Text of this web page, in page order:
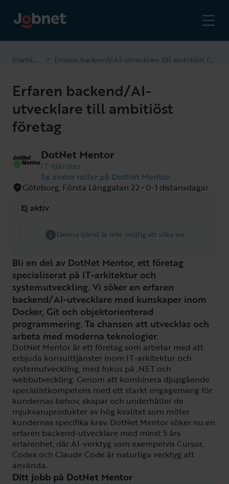
Startsidan > Erfaren backend/AI-utvecklare till ambitiöst företag
Erfaren backend/AI-
utvecklare till ambitiöst
företag
DotNet Mentor
IT-tjänster
Se andra roller på DotNet Mentor
Göteborg, Första Långgatan 22 • 0-1 distansdagar
Ej aktiv
Denna tjänst är inte möjlig att söka nu
Bli en del av DotNet Mentor, ett företag
specialiserat på IT-arkitektur och
systemutveckling. Vi söker en erfaren
backend/AI-utvecklare med kunskaper inom
Docker, Git och objektorienterad
programmering. Ta chansen att utvecklas och
arbeta med moderna teknologier.
DotNet Mentor är ett företag som arbetar med att
erbjuda konsulttjänster inom IT-arkitektur och
systemutveckling, med fokus på .NET och
webbutveckling. Genom att kombinera djupgående
specialistkompetens med ett starkt engagemang för
kundernas behov, skapar och underhåller de
mjukvaruprodukter av hög kvalitet som möter
kundernas specifika krav. DotNet Mentor söker nu en
erfaren backend-utvecklare med minst 5 års
erfarenhet, där AI-verktyg som exempelvis Cursor,
Codex och Claude Code är naturliga verktyg att
använda.
Ditt jobb på DotNet Mentor